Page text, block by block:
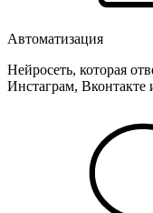
Автоматизация
Нейросеть, которая
Инстаграм, Вконтакте